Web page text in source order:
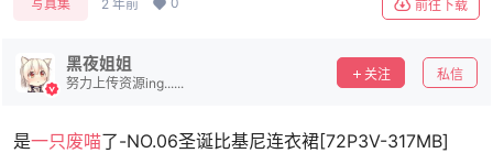
写真集 2 年前 前往下载
黑夜姐姐
努力上传资源ing......
关注 私信
是一只废喵了-NO.06圣诞比基尼连衣裙[72P3V-317MB]